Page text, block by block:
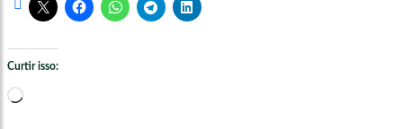
Curtir isso:
Carregando...